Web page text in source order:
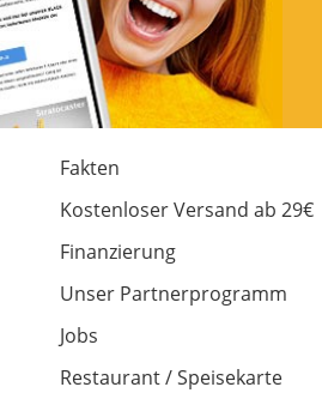
Fakten
Kostenloser Versand ab 29€
Finanzierung
Unser Partnerprogramm
Jobs
Restaurant / Speisekarte